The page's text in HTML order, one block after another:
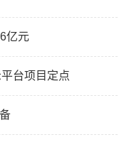
亿元
台项目定点